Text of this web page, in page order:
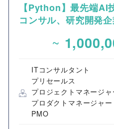
【Python】最先端AI
コンサル、研究開発
~
ITコンサルタント
プリセールス
プロジェクトマネージ
プロダクトマネージャー
PMO